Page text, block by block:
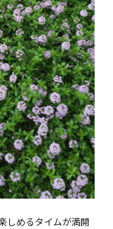
しめるタイムが満開